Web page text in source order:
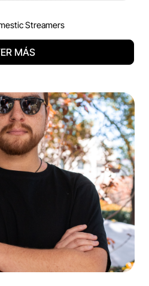
Streamers
MÁS